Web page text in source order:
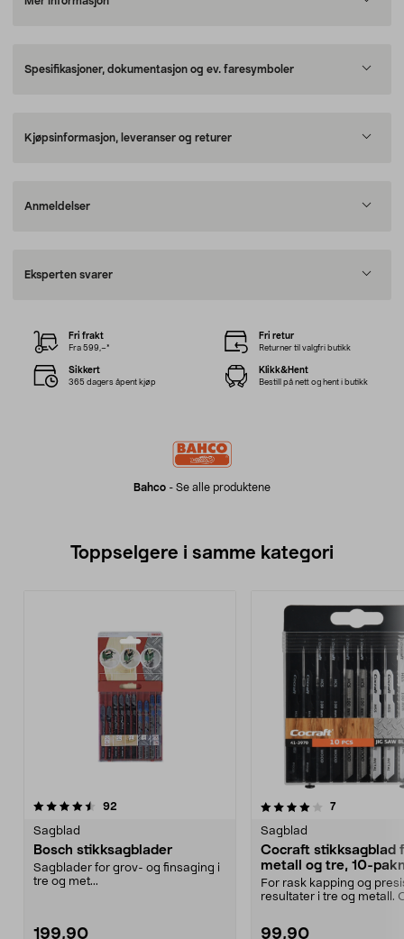
Spesifikasjoner, dokumentasjon og ev. faresymboler
Kjøpsinformasjon, leveranser og returer
Anmeldelser
Eksperten svarer
Bahco - Se alle produktene
Fri frakt
Fra 599,–*
Fri retur
Returner til valgfri butikk
Sikkert
365 dagers åpent kjøp
Klikk&Hent
Bestill på nett og hent i butikk
Toppselgere i samme kategori
92
Sagblad
Bosch stikksagblader
Sagblader for grov- og finsaging i
tre og met...
199,90
4.0 av 5 stjerner 7anmeldelser
Sagblad
Cocraft stikksagblad
metall og tre, 10-
For rask kapping og
resultater i tre og metall.
99,90
4.5 av 5 stjerner